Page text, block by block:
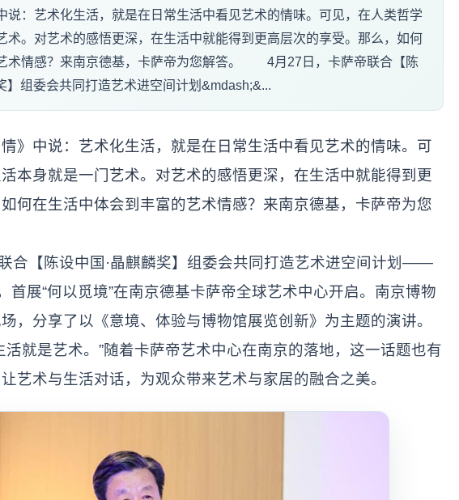
说：艺术化生活，就是在日常生活中看见艺术的情味。可见，在人类哲学
术。对艺术的感悟更深，在生活中就能得到更高层次的享受。那么，如何
术情感？来南京德基，卡萨帝为您解答。 4月27日，卡萨帝联合【陈
】组委会共同打造艺术进空间计划&mdash;&...
中说：艺术化生活，就是在日常生活中看见艺术的情味。可
本身就是一门艺术。对艺术的感悟更深，在生活中就能得到更
何在生活中体会到丰富的艺术情感？来南京德基，卡萨帝为您
【陈设中国·晶麒麟奖】组委会共同打造艺术进空间计划——
首展“何以觅境”在南京德基卡萨帝全球艺术中心开启。南京博物
，分享了以《意境、体验与博物馆展览创新》为主题的演讲。
活就是艺术。”随着卡萨帝艺术中心在南京的落地，这一话题也有
艺术与生活对话，为观众带来艺术与家居的融合之美。